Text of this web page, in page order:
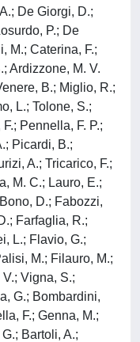
De Giorgi, D.;
P.; De
M.; Caterina, F.;
Ardizzone, M. V.
B.; Miglio, R.;
L.; Tolone, S.;
Pennella, F. P.;
Picardi, B.;
A.; Tricarico, F.;
M. C.; Lauro, E.;
D.; Fabozzi,
Farfaglia, R.;
L.; Flavio, G.;
M.; Filauro, M.;
Vigna, S.;
G.; Bombardini,
F.; Genna, M.;
Bartoli, A.;